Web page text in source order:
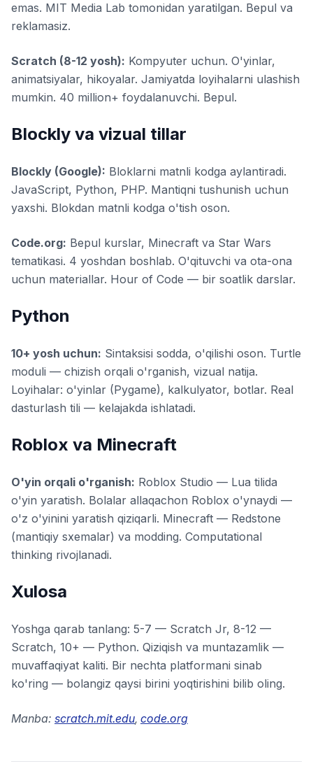
emas. MIT Media Lab tomonidan yaratilgan. Bepul va
reklamasiz.
Scratch (8-12 yosh): Kompyuter uchun. O'yinlar,
animatsiyalar, hikoyalar. Jamiyatda loyihalarni ulashish
mumkin. 40 million+ foydalanuvchi. Bepul.
Blockly va vizual tillar
Blockly (Google): Bloklarni matnli kodga aylantiradi.
JavaScript, Python, PHP. Mantiqni tushunish uchun
yaxshi. Blokdan matnli kodga o'tish oson.
Code.org: Bepul kurslar, Minecraft va Star Wars
tematikasi. 4 yoshdan boshlab. O'qituvchi va ota-ona
uchun materiallar. Hour of Code — bir soatlik darslar.
Python
10+ yosh uchun: Sintaksisi sodda, o'qilishi oson. Turtle
moduli — chizish orqali o'rganish, vizual natija.
Loyihalar: o'yinlar (Pygame), kalkulyator, botlar. Real
dasturlash tili — kelajakda ishlatadi.
Roblox va Minecraft
O'yin orqali o'rganish: Roblox Studio — Lua tilida
o'yin yaratish. Bolalar allaqachon Roblox o'ynaydi —
o'z o'yinini yaratish qiziqarli. Minecraft — Redstone
(mantiqiy sxemalar) va modding. Computational
thinking rivojlanadi.
Xulosa
Yoshga qarab tanlang: 5-7 — Scratch Jr, 8-12 —
Scratch, 10+ — Python. Qiziqish va muntazamlik —
muvaffaqiyat kaliti. Bir nechta platformani sinab
ko'ring — bolangiz qaysi birini yoqtirishini bilib oling.
Manba: scratch.mit.edu, code.org